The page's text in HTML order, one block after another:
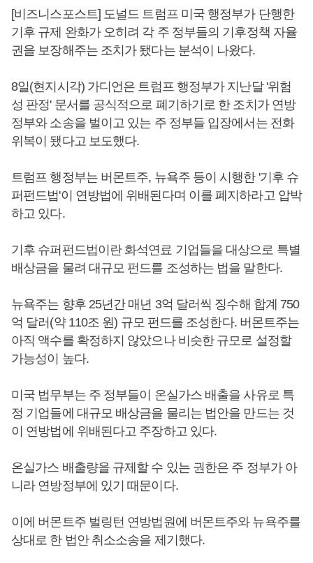
[비즈니스포스트] 도널드 트럼프 미국 행정부가 단행한
기후 규제 완화가 오히려 각 주 정부들의 기후정책 자율
권을 보장해주는 조치가 됐다는 분석이 나왔다.
8일(현지시각) 가디언은 트럼프 행정부가 지난달 '위험
성 판정' 문서를 공식적으로 폐기하기로 한 조치가 연방
정부와 소송을 벌이고 있는 주 정부들 입장에서는 전화
위복이 됐다고 보도했다.
트럼프 행정부는 버몬트주, 뉴욕주 등이 시행한 '기후 슈
퍼펀드법'이 연방법에 위배된다며 이를 폐지하라고 압박
하고 있다.
기후 슈퍼펀드법이란 화석연료 기업들을 대상으로 특별
배상금을 물려 대규모 펀드를 조성하는 법을 말한다.
뉴욕주는 향후 25년간 매년 3억 달러씩 징수해 합계 750
억 달러(약 110조 원) 규모 펀드를 조성한다. 버몬트주는
아직 액수를 확정하지 않았으나 비슷한 규모로 설정할
가능성이 높다.
미국 법무부는 주 정부들이 온실가스 배출을 사유로 특
정 기업들에 대규모 배상금을 물리는 법안을 만드는 것
이 연방법에 위배된다고 주장하고 있다.
온실가스 배출량을 규제할 수 있는 권한은 주 정부가 아
니라 연방정부에 있기 때문이다.
이에 버몬트주 벌링턴 연방법원에 버몬트주와 뉴욕주를
상대로 한 법안 취소소송을 제기했다.